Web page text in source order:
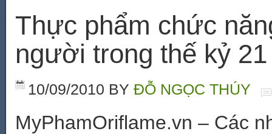
Thực phẩm chức
người trong thế kỷ
10/09/2010 BY ĐỖ NGỌC THÚY
MyPhamOriflame.vn – Các